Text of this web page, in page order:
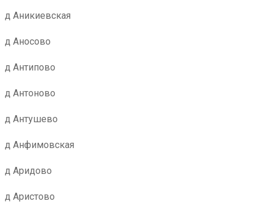
д Аникиевская
д Аносово
д Антипово
д Антоново
д Антушево
д Анфимовская
д Аридово
д Аристово